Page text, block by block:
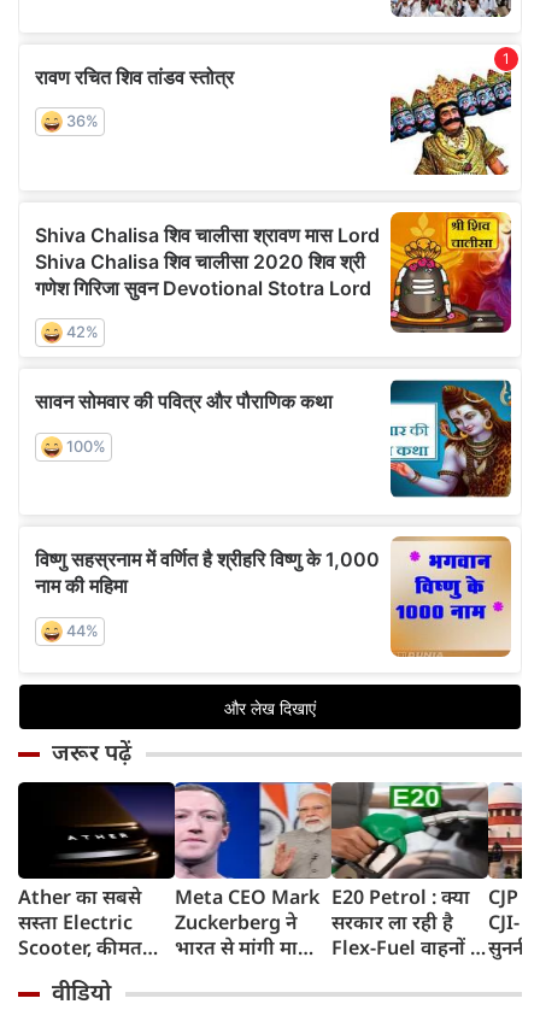
जरूर पढ़ें
Ather का सबसे
सस्ता Electric
Scooter, कीमत
हैरान, 120Km
Meta CEO Mark
Zuckerberg ने
भारत से मांगी माफी,
Facebook से हटाया
E20 Petrol : क्या
सरकार ला रही है
Flex-Fuel वाहनों के
सरकार ने दिया बड़ा
CJP
CJI-
सुननी
हो
वीडियो